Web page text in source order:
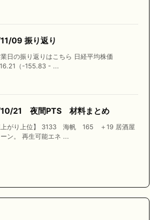
09 振り返り
日の振り返りはこちら 日経平均株価
（-155.83 - ...
21 夜間PTS 材料まとめ
上がり上位】 3133 海帆 165 ＋19 居酒屋
ン。 再生可能エネ ...